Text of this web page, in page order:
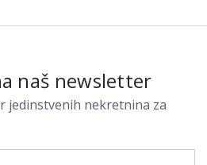
naš newsletter
jedinstvenih nekretnina za